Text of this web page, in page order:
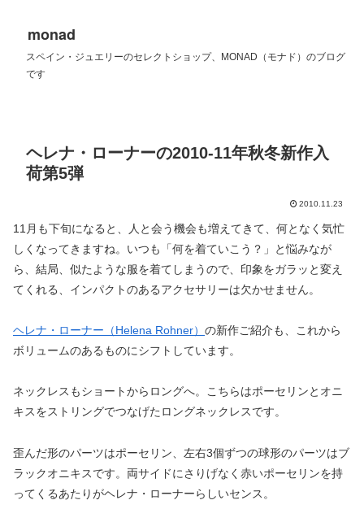
monad
スペイン・ジュエリーのセレクトショップ、MONAD（モナド）のブログ
です
ヘレナ・ローナーの2010-11年秋冬新作入
荷第5弾
2010.11.23
11月も下旬になると、人と会う機会も増えてきて、何となく気忙
しくなってきますね。いつも「何を着ていこう？」と悩みなが
ら、結局、似たような服を着てしまうので、印象をガラッと変え
てくれる、インパクトのあるアクセサリーは欠かせません。
ヘレナ・ローナー（Helena Rohner） の新作ご紹介も、これから
ボリュームのあるものにシフトしています。
ネックレスもショートからロングへ。こちらはポーセリンとオニ
キスをストリングでつなげたロングネックレスです。
歪んだ形のパーツはポーセリン、左右3個ずつの球形のパーツはブ
ラックオニキスです。両サイドにさりげなく赤いポーセリンを持
ってくるあたりがヘレナ・ローナーらしいセンス。